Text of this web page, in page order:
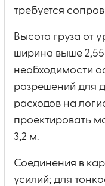
требуется
Высота груза от
ширина выше
необходимости
разрешений для
расходов на
проектировать
3,2 м.
Соединения в
усилий; для